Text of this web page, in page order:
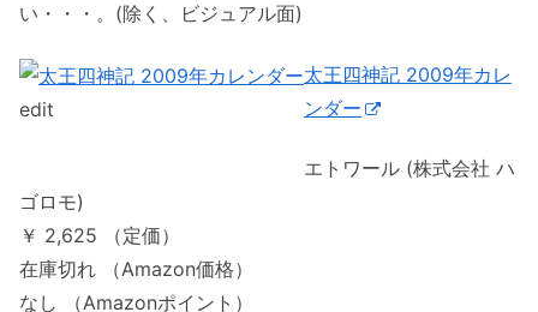
い・・・。(除く、ビジュアル面)
edit
太王四神記 2009年カレ
ンダー
エトワール (株式会社 ハ
ゴロモ)
￥ 2,625 （定価）
在庫切れ （Amazon価格）
なし （Amazonポイント）